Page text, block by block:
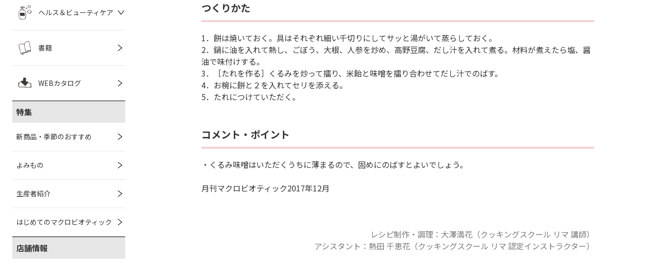
ヘルス＆ビューティケア
書籍
WEBカタログ
特集
新商品・季節のおすすめ
よみもの
生産者紹介
はじめてのマクロビオティック
店舗情報
つくりかた
1．餅は焼いておく。具はそれぞれ細い千切りにしてサッと湯がいて蒸らしておく。
2．鍋に油を入れて熱し、ごぼう、大根、人参を炒め、高野豆腐、だし汁を入れて煮る。材料が煮えたら塩、醤
油で味付けする。
3．［たれを作る］くるみを炒って擂り、米飴と味噌を擂り合わせてだし汁でのばす。
4．お椀に餅と２を入れてセリを添える。
5．たれにつけていただく。
コメント・ポイント
・くるみ味噌はいただくうちに薄まるので、固めにのばすとよいでしょう。
月刊マクロビオティック2017年12月
レシピ制作・調理：大澤満花（クッキングスクール リマ 講師）
アシスタント：熱田 千恵花（クッキングスクール リマ 認定インストラクター）